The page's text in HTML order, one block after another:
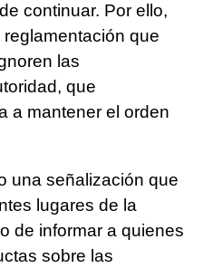
continuar. Por ello,
que
las
que
a mantener el orden
una señalización que
lugares de la
de informar a quienes
sobre las